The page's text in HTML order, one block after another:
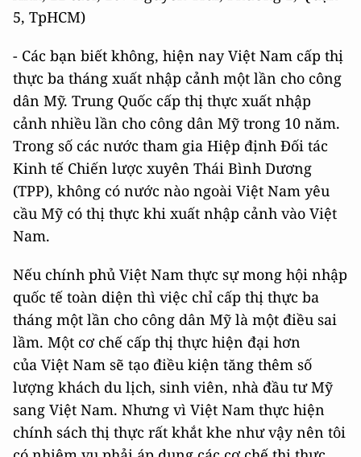
5, TpHCM)
- Các bạn biết không, hiện nay Việt Nam cấp thị
thực ba tháng xuất nhập cảnh một lần cho công
dân Mỹ. Trung Quốc cấp thị thực xuất nhập
cảnh nhiều lần cho công dân Mỹ trong 10 năm.
Trong số các nước tham gia Hiệp định Đối tác
Kinh tế Chiến lược xuyên Thái Bình Dương
(TPP), không có nước nào ngoài Việt Nam yêu
cầu Mỹ có thị thực khi xuất nhập cảnh vào Việt
Nam.
Nếu chính phủ Việt Nam thực sự mong hội nhập
quốc tế toàn diện thì việc chỉ cấp thị thực ba
tháng một lần cho công dân Mỹ là một điều sai
lầm. Một cơ chế cấp thị thực hiện đại hơn
của Việt Nam sẽ tạo điều kiện tăng thêm số
lượng khách du lịch, sinh viên, nhà đầu tư Mỹ
sang Việt Nam. Nhưng vì Việt Nam thực hiện
chính sách thị thực rất khắt khe như vậy nên tôi